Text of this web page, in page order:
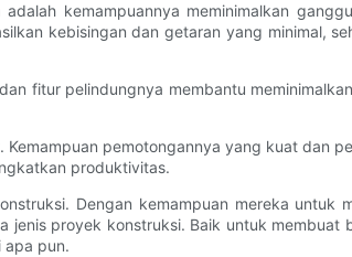
kemampuannya meminimalkan
kebisingan dan getaran yang minimal,
fitur pelindungnya membantu
pemotongannya yang kuat dan
produktivitas.
Dengan kemampuan mereka untuk
jenis proyek konstruksi. Baik untuk membuat
apa pun.